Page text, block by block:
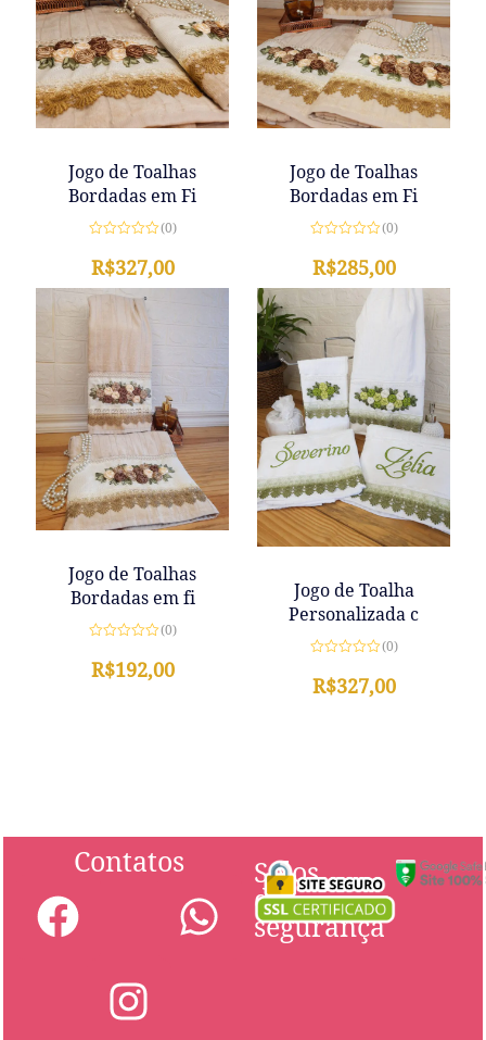
Jogo de Toalhas
Bordadas em Fi
0
de
5
(0)
R$327,00
Jogo de Toalhas
Bordadas em Fi
0
de
5
(0)
R$285,00
Jogo de Toalhas
Bordadas em fi
0
de
(0)
R$192,00
Jogo de Toalha
Personalizada c
0
de
(0)
R$327,00
Contatos Selos
de
segurança